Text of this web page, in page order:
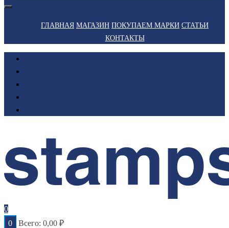
ГЛАВНАЯ МАГАЗИН ПОКУПАЕМ МАРКИ СТАТЬИ
КОНТАКТЫ
0
0
Всего: 0,00 ₽